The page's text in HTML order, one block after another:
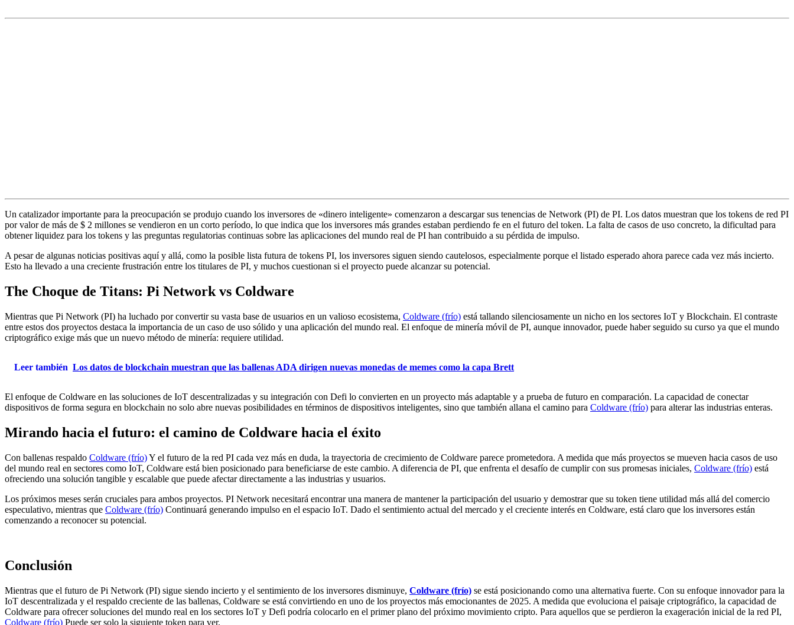
Un catalizador importante para la preocupación se produjo cuando los inversores de «dinero inteligente» comenzaron a descargar sus tenencias de Network (PI) de PI. Los datos muestran que los tokens de red PI
por valor de más de $ 2 millones se vendieron en un corto período, lo que indica que los inversores más grandes estaban perdiendo fe en el futuro del token. La falta de casos de uso concreto, la dificultad para
obtener liquidez para los tokens y las preguntas regulatorias continuas sobre las aplicaciones del mundo real de PI han contribuido a su pérdida de impulso.
A pesar de algunas noticias positivas aquí y allá, como la posible lista futura de tokens PI, los inversores siguen siendo cautelosos, especialmente porque el listado esperado ahora parece cada vez más incierto.
Esto ha llevado a una creciente frustración entre los titulares de PI, y muchos cuestionan si el proyecto puede alcanzar su potencial.
The Choque de Titans: Pi Network vs Coldware
Mientras que Pi Network (PI) ha luchado por convertir su vasta base de usuarios en un valioso ecosistema, Coldware (frío) está tallando silenciosamente un nicho en los sectores IoT y Blockchain. El contraste
entre estos dos proyectos destaca la importancia de un caso de uso sólido y una aplicación del mundo real. El enfoque de minería móvil de PI, aunque innovador, puede haber seguido su curso ya que el mundo
criptográfico exige más que un nuevo método de minería: requiere utilidad.
Leer también Los datos de blockchain muestran que las ballenas ADA dirigen nuevas monedas de memes como la capa Brett
El enfoque de Coldware en las soluciones de IoT descentralizadas y su integración con Defi lo convierten en un proyecto más adaptable y a prueba de futuro en comparación. La capacidad de conectar
dispositivos de forma segura en blockchain no solo abre nuevas posibilidades en términos de dispositivos inteligentes, sino que también allana el camino para Coldware (frío) para alterar las industrias enteras.
Mirando hacia el futuro: el camino de Coldware hacia el éxito
Con ballenas respaldo Coldware (frío)Y el futuro de la red PI cada vez más en duda, la trayectoria de crecimiento de Coldware parece prometedora. A medida que más proyectos se mueven hacia casos de uso
del mundo real en sectores como IoT, Coldware está bien posicionado para beneficiarse de este cambio. A diferencia de PI, que enfrenta el desafío de cumplir con sus promesas iniciales, Coldware (frío) está
ofreciendo una solución tangible y escalable que puede afectar directamente a las industrias y usuarios.
Los próximos meses serán cruciales para ambos proyectos. PI Network necesitará encontrar una manera de mantener la participación del usuario y demostrar que su token tiene utilidad más allá del comercio
especulativo, mientras que Coldware (frío) Continuará generando impulso en el espacio IoT. Dado el sentimiento actual del mercado y el creciente interés en Coldware, está claro que los inversores están
comenzando a reconocer su potencial.
Conclusión
Mientras que el futuro de Pi Network (PI) sigue siendo incierto y el sentimiento de los inversores disminuye, Coldware (frío) se está posicionando como una alternativa fuerte. Con su enfoque innovador para la
IoT descentralizada y el respaldo creciente de las ballenas, Coldware se está convirtiendo en uno de los proyectos más emocionantes de 2025. A medida que evoluciona el paisaje criptográfico, la capacidad de
Coldware para ofrecer soluciones del mundo real en los sectores IoT y Defi podría colocarlo en el primer plano del próximo movimiento cripto. Para aquellos que se perdieron la exageración inicial de la red PI,
Coldware (frío) Puede ser solo la siguiente token para ver.